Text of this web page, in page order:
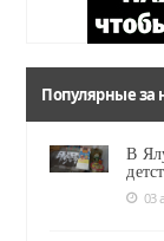
Популярные за
В
03